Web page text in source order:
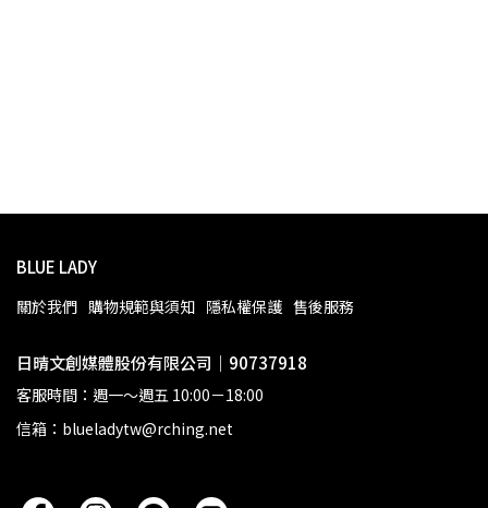
BLUE LADY
關於我們 購物規範與須知 隱私權保護 售後服務
日晴文創媒體股份有限公司｜90737918
客服時間：週一～週五 10:00－18:00
信箱：blueladytw@rching.net